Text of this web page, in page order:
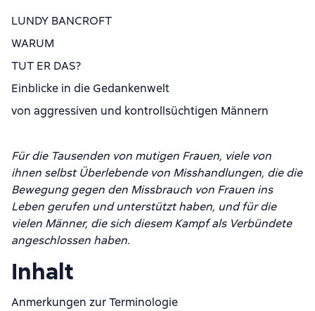
LUNDY BANCROFT
WARUM
TUT ER DAS?
Einblicke in die Gedankenwelt
von aggressiven und kontrollsüchtigen Männern
Für die Tausenden von mutigen Frauen, viele von
ihnen selbst Überlebende von Misshandlungen, die die
Bewegung gegen den Missbrauch von Frauen ins
Leben gerufen und unterstützt haben, und für die
vielen Männer, die sich diesem Kampf als Verbündete
angeschlossen haben.
Inhalt
Anmerkungen zur Terminologie